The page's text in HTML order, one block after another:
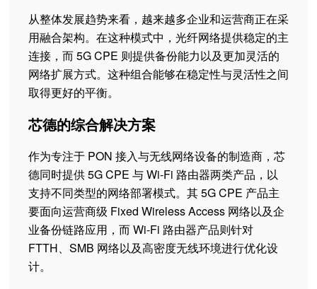
从整体发展趋势来看，越来越多企业和运营商正在采
用融合架构。在这种模式中，光纤网络提供稳定的主
连接，而 5G CPE 则提供备份能力以及更加灵活的
网络扩展方式。这种组合能够在稳定性与灵活性之间
取得更好的平衡。
芯德的综合解决方案
作为专注于 PON 接入与无线网络设备的制造商，芯
德同时提供 5G CPE 与 Wi-Fi 路由器两类产品，以
支持不同类型的网络部署模式。其 5G CPE 产品主
要面向运营商级 Fixed Wireless Access 网络以及企
业备份链路应用，而 Wi-Fi 路由器产品则针对
FTTH、SMB 网络以及高密度无线环境进行优化设
计。